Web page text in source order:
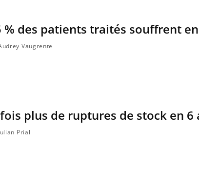
des patients traités souffrent
Vaugrente
plus de ruptures de stock en 6
Prial